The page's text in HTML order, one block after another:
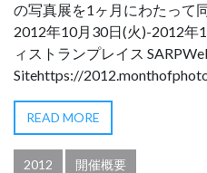
の写真展を1ヶ月にわたって
2012年10月30日(火)-2012年
ィストランプレイス
Sitehttps://
READ MORE
2012 開催概要